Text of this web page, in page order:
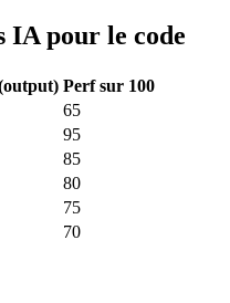
IA pour le code
Perf sur 100
65
95
85
80
75
70